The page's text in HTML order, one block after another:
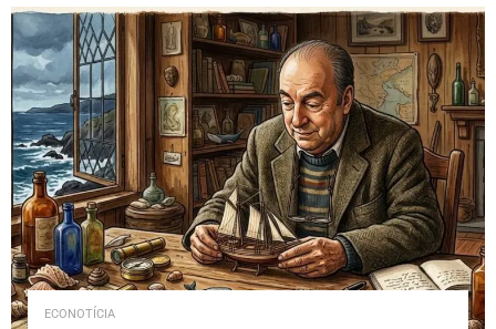
ECONOTÍCIA